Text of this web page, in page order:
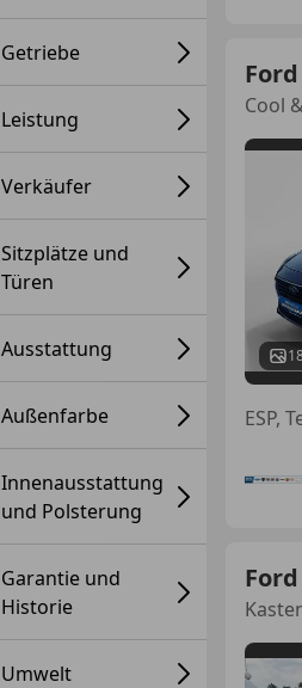
Getriebe
Leistung
Verkäufer
Sitzplätze und
Türen
Ausstattung
Außenfarbe
Innenausstattung
und Polsterung
Garantie und
Historie
Umwelt
Cool
ESP,